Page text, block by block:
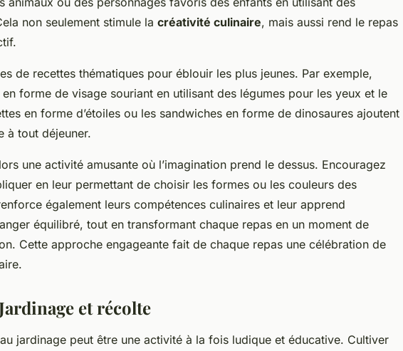
non seulement stimule la créativité culinaire, mais aussi rend le repas
de recettes thématiques pour éblouir les plus jeunes. Par exemple,
forme de visage souriant en utilisant des légumes pour les yeux et le
en forme d’étoiles ou les sandwiches en forme de dinosaures ajoutent
à tout déjeuner.
une activité amusante où l’imagination prend le dessus. Encouragez
en leur permettant de choisir les formes ou les couleurs des
également leurs compétences culinaires et leur apprend
équilibré, tout en transformant chaque repas en un moment de
Cette approche engageante fait de chaque repas une célébration de
et récolte
au jardinage peut être une activité à la fois ludique et éducative. Cultiver